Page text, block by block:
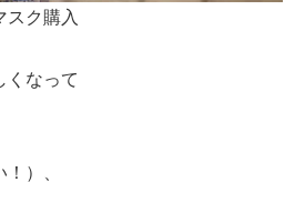
スク購入
くなって
）、